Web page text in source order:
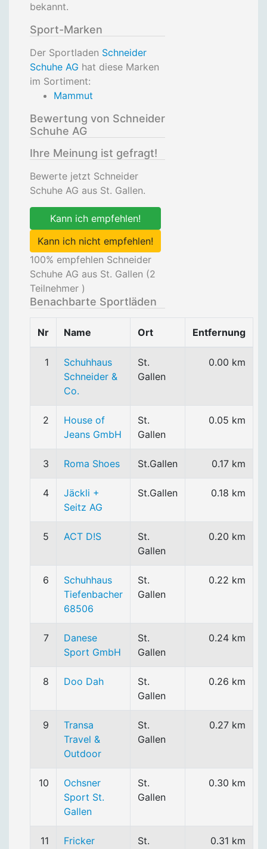
bekannt.
Sport-Marken
Der Sportladen Schneider
Schuhe AG hat diese Marken
im Sortiment:
Mammut
Bewertung von Schneider
Schuhe AG
Ihre Meinung ist gefragt!
Bewerte jetzt Schneider
Schuhe AG aus St. Gallen.
Kann ich empfehlen!
Kann ich nicht empfehlen!
100% empfehlen Schneider
Schuhe AG aus St. Gallen (2
Teilnehmer )
Benachbarte Sportläden
Nr Name Ort Entfernung
1
Schuhhaus
Schneider &
Co.
St.
Gallen
0.00 km
2
House of
Jeans GmbH
St.
Gallen
0.05 km
3 Roma Shoes St.Gallen 0.17 km
4
Jäckli +
Seitz AG
St.Gallen 0.18 km
5 ACT D!S
St.
Gallen
0.20 km
6
Schuhhaus
Tiefenbacher
68506
St.
Gallen
0.22 km
7
Danese
Sport GmbH
St.
Gallen
0.24 km
8 Doo Dah
St.
Gallen
0.26 km
9
Transa
Travel &
Outdoor
St.
Gallen
0.27 km
10
Ochsner
Sport St.
Gallen
St.
Gallen
0.30 km
11 Fricker St. 0.31 km